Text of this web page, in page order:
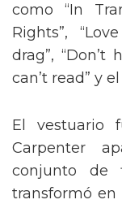
como “In
Rights”,
drag”,
can’t read” y
El vestuario
Carpenter
conjunto de
transformó